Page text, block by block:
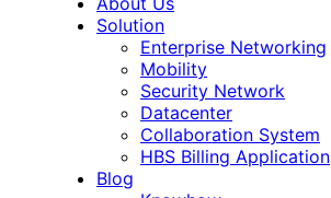
Solution
Enterprise Networking
Mobility
Security Network
Datacenter
Collaboration System
HBS Billing Application
Blog